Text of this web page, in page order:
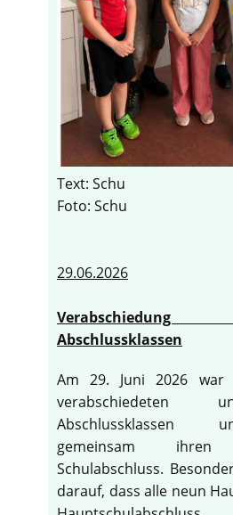
Text: Schu
Foto: Schu
29.06.2026
Abschlussklassen
Am 29. Juni 2026 war
verabschiedeten
Abschlussklassen
gemeinsam ihren
Schulabschluss.
darauf, dass alle neun